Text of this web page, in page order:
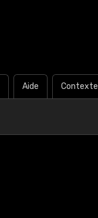
Aide Contexte